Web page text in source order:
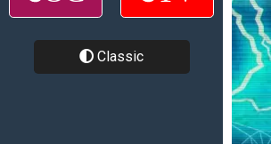
Classic